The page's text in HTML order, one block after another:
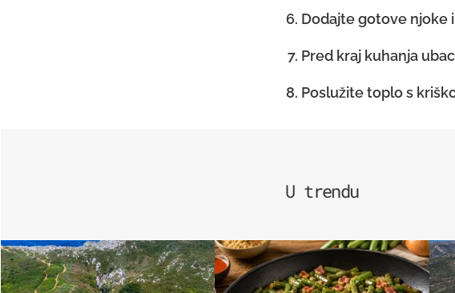
Dodajte gotove njoke
Pred kraj kuhanja
Poslužite toplo s
U trendu